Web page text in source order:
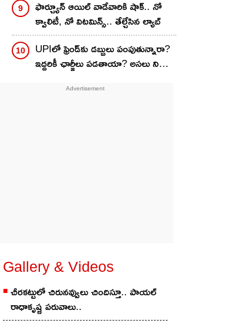
ఫార్చ్యూన్ ఆయిల్ వాడేవారికి షాక్.. నో
క్వాలిటీ, నో విటమిన్స్.. తేల్చేసిన ల్యాబ్
UPIలో ఫ్రెండ్‌కు డబ్బులు పంపుతున్నారా?
ఇద్దరికీ ఛార్జీలు పడతాయా? అసలు నిజం
Gallery & Videos
చీరకట్టులో చిరునవ్వులు చిందిస్తూ.. పాయల్
రాధాకృష్ణ పరువాలు..